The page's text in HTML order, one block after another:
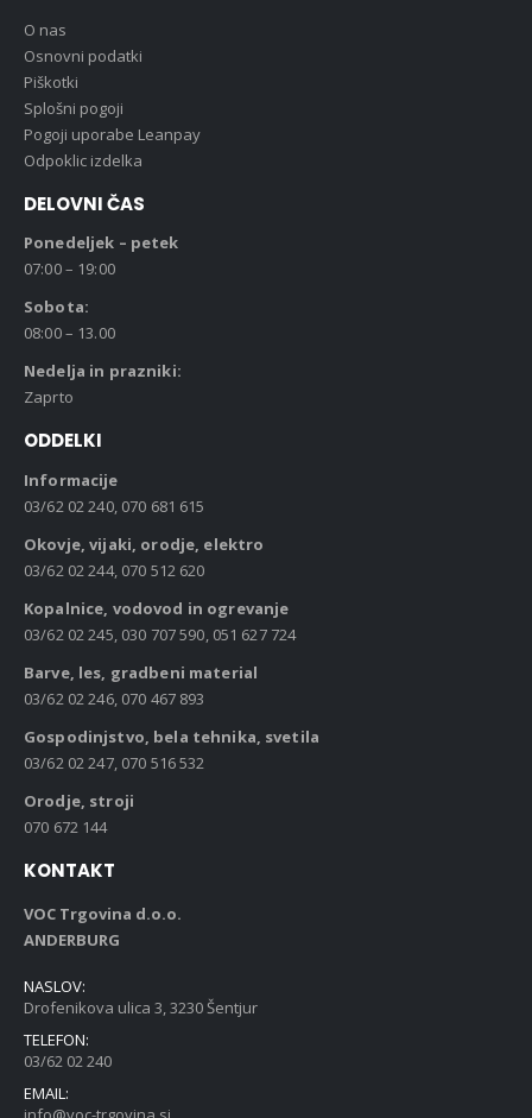
O nas
Osnovni podatki
Piškotki
Splošni pogoji
Pogoji uporabe Leanpay
Odpoklic izdelka
DELOVNI ČAS
Ponedeljek – petek
07:00 – 19:00
Sobota:
08:00 – 13.00
Nedelja in prazniki:
Zaprto
ODDELKI
Informacije
03/62 02 240, 070 681 615
Okovje, vijaki, orodje, elektro
03/62 02 244, 070 512 620
Kopalnice, vodovod in ogrevanje
03/62 02 245, 030 707 590, 051 627 724
Barve, les, gradbeni material
03/62 02 246, 070 467 893
Gospodinjstvo, bela tehnika, svetila
03/62 02 247, 070 516 532
Orodje, stroji
070 672 144
KONTAKT
VOC Trgovina d.o.o.
ANDERBURG
NASLOV:
Drofenikova ulica 3, 3230 Šentjur
TELEFON:
03/62 02 240
EMAIL: